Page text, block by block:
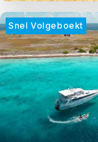
Sorteer Op
122
Snel Volgeboekt